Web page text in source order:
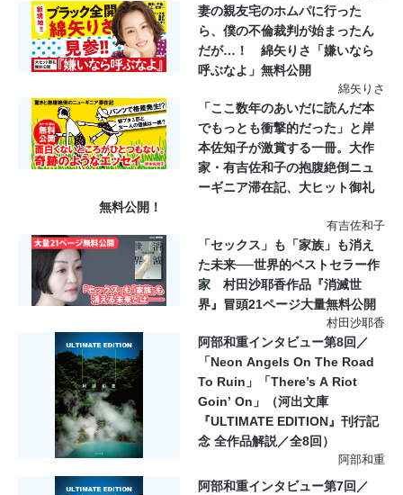
妻の親友宅のホムパに行った
ら、僕の不倫裁判が始まったん
だが…！ 綿矢りさ「嫌いなら
呼ぶなよ」無料公開
綿矢りさ
「ここ数年のあいだに読んだ本
でもっとも衝撃的だった」と岸
本佐知子が激賞する一冊。大作
家・有吉佐和子の抱腹絶倒ニュ
ーギニア滞在記、大ヒット御礼
無料公開！
有吉佐和子
「セックス」も「家族」も消え
た未来──世界的ベストセラー作
家 村田沙耶香作品『消滅世
界』冒頭21ページ大量無料公開
村田沙耶香
阿部和重インタビュー第8回／
「Neon Angels On The Road
To Ruin」「There’s A Riot
Goin’ On」（河出文庫
『ULTIMATE EDITION』刊行記
念 全作品解説／全8回）
阿部和重
阿部和重インタビュー第7回／